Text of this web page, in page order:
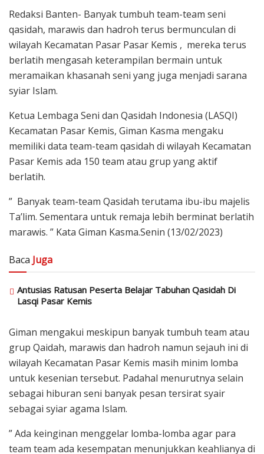
Redaksi Banten- Banyak tumbuh team-team seni
qasidah, marawis dan hadroh terus bermunculan di
wilayah Kecamatan Pasar Pasar Kemis , mereka terus
berlatih mengasah keterampilan bermain untuk
meramaikan khasanah seni yang juga menjadi sarana
syiar Islam.
Ketua Lembaga Seni dan Qasidah Indonesia (LASQI)
Kecamatan Pasar Kemis, Giman Kasma mengaku
memiliki data team-team qasidah di wilayah Kecamatan
Pasar Kemis ada 150 team atau grup yang aktif
berlatih.
” Banyak team-team Qasidah terutama ibu-ibu majelis
Ta’lim. Sementara untuk remaja lebih berminat berlatih
marawis. ” Kata Giman Kasma.Senin (13/02/2023)
Baca Juga
Antusias Ratusan Peserta Belajar Tabuhan Qasidah Di
Lasqi Pasar Kemis
Giman mengakui meskipun banyak tumbuh team atau
grup Qaidah, marawis dan hadroh namun sejauh ini di
wilayah Kecamatan Pasar Kemis masih minim lomba
untuk kesenian tersebut. Padahal menurutnya selain
sebagai hiburan seni banyak pesan tersirat syair
sebagai syiar agama Islam.
” Ada keinginan menggelar lomba-lomba agar para
team team ada kesempatan menunjukkan keahlianya di